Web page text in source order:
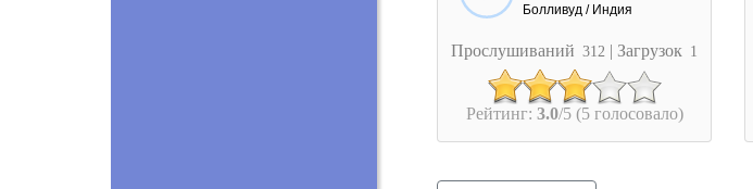
Болливуд / Индия
Прослушиваний 312 | Загрузок 1
Рейтинг: 3.0/5 (5 голосовало)